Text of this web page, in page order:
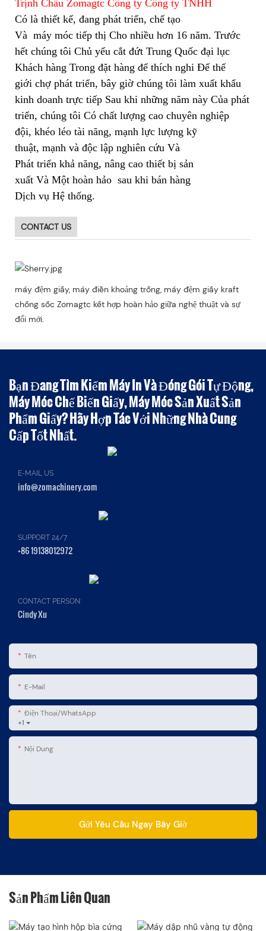
Trịnh Châu Zomagtc Công ty Công ty TNHH
Có là thiết kế, đang phát triển, chế tạo
Và máy móc tiếp thị Cho nhiều hơn 16 năm. Trước
hết chúng tôi Chủ yếu cắt đứt Trung Quốc đại lục
Khách hàng Trong đặt hàng để thích nghi Để thế
giới chợ phát triển, bây giờ chúng tôi làm xuất khẩu
kinh doanh trực tiếp Sau khi những năm này Của phát
triển, chúng tôi Có chất lượng cao chuyên nghiệp
đội, khéo léo tài năng, mạnh lực lượng kỹ
thuật, mạnh và độc lập nghiên cứu Và
Phát triển khả năng, nâng cao thiết bị sản
xuất Và Một hoàn hảo sau khi bán hàng
Dịch vụ Hệ thống.
CONTACT US
máy đệm giấy, máy điền khoảng trống, máy đệm giấy kraft
chống sốc Zomagtc kết hợp hoàn hảo giữa nghệ thuật và sự
đổi mới.
Bạn Đang Tìm Kiếm Máy In Và Đóng Gói Tự Động,
Máy Móc Chế Biến Giấy, Máy Móc Sản Xuất Sản
Phẩm Giấy? Hãy Hợp Tác Với Những Nhà Cung
Cấp Tốt Nhất.
E-MAIL US
info@zomachinery.com
SUPPORT 24/7
+86 19138012972
CONTACT PERSON:
Cindy Xu
Tên
E-Mail
+1
Điện Thoại/WhatsApp
Nội Dung
Gửi Yêu Cầu Ngay Bây Giờ
Sản Phẩm Liên Quan